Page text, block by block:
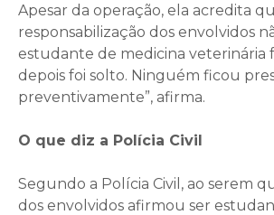
Apesar da operação, ela acredita
responsabilização dos envolvidos
estudante de medicina veterinária
depois foi solto. Ninguém ficou
preventivamente”, afirma.
O que diz a Polícia Civil
Segundo a Polícia Civil, ao serem
dos envolvidos afirmou ser